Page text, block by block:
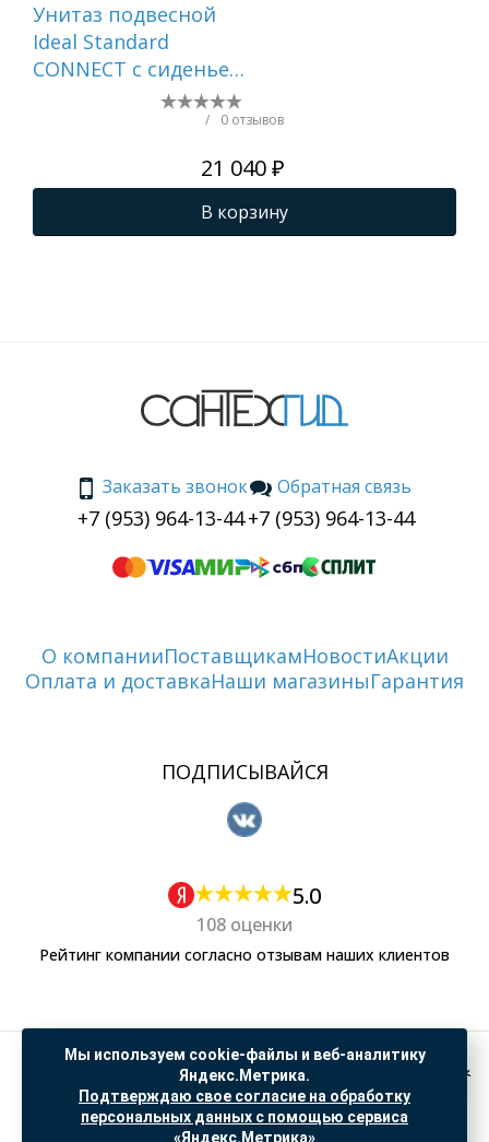
Унитаз подвесной
Ideal Standard
CONNECT с сиденьем
микролифт ()
/ 0 отзывов
21 040 ₽
В корзину
Заказать звонок
+7 (953) 964-13-44
Обратная связь
+7 (953) 964-13-44
О компанииПоставщикамНовостиАкции
Оплата и доставкаНаши магазиныГарантия
ПОДПИСЫВАЙСЯ
5.0
108 оценки
Рейтинг компании согласно отзывам наших клиентов
Политика обработки персональных данных
Согласие на обработку данных Яндекс Метрика
"© ООО “САНТЕХГИД”, 2026. Все права защищены. Предложение не является публичной
офертой, цены и информация на сайте ознакомительные
Мы используем cookie-файлы и веб-аналитику
Яндекс.Метрика.
Подтверждаю свое согласие на обработку
персональных данных с помощью сервиса
«Яндекс.Метрика»